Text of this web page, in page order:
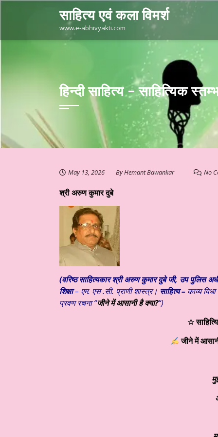
साहित्य एवं कला विमर्श
www.e-abhivyakti.com
हिन्दी साहित्य –
May 13, 2026 ByHemant Bawankar No
श्री अरुण कुमार दुबे
(वरिष्ठ साहित्यकार श्री अरुण कुमार दुबे जी, उप पुलिस
शिक्षा– एम. एस .सी. प्राणी शास्त्र। साहित्य – काव्य
प्रवण रचना “जीने में आसानी है क्या?“)
☆
जीने में
है आज का साहित्य हिन्दी साहित्य – साप्ताहिक स्तम्भ ☆ डॉ.